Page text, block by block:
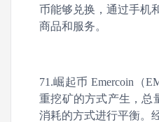
币能够兑换，通过手机
商品和服务。
71.崛起币 Emercoin（
重挖矿的方式产生，总
消耗的方式进行平衡。